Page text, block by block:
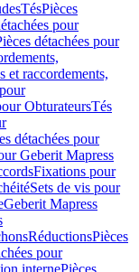
TésPièces
pour
détachées pour
et raccordements,
ObturateursTés
détachées pour
Geberit Mapress
Fixations pour
Sets de vis pour
Geberit Mapress
RéductionsPièces
pour
internePièces